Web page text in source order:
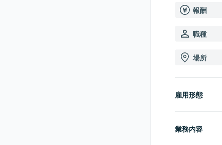
報酬
職種
場所
雇用形態
業務内容